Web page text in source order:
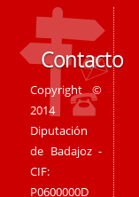
Contacto
Copyright ©
2014
Diputación
de Badajoz -
CIF:
P0600000D